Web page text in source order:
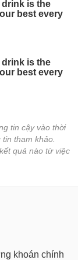
tin cậy vào thời
tham khảo.
quả nào từ việc
khoán chính